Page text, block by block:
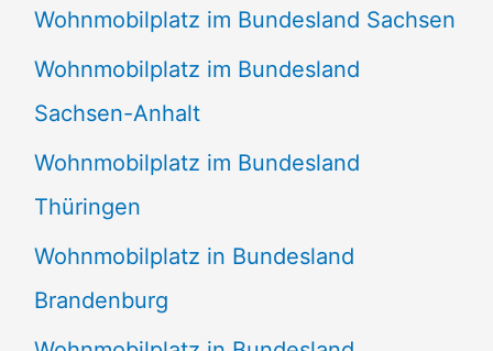
Wohnmobilplatz im Bundesland Sachsen
Wohnmobilplatz im Bundesland
Sachsen-Anhalt
Wohnmobilplatz im Bundesland
Thüringen
Wohnmobilplatz in Bundesland
Brandenburg